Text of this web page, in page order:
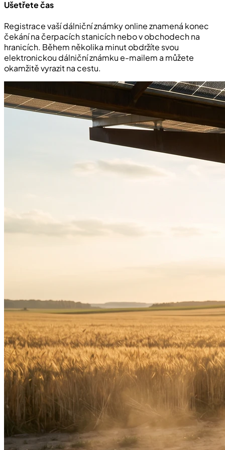
Ušetřete čas
Registrace vaší dálniční známky online znamená konec
čekání na čerpacích stanicích nebo v obchodech na
hranicích. Během několika minut obdržíte svou
elektronickou dálniční známku e-mailem a můžete
okamžitě vyrazit na cestu.